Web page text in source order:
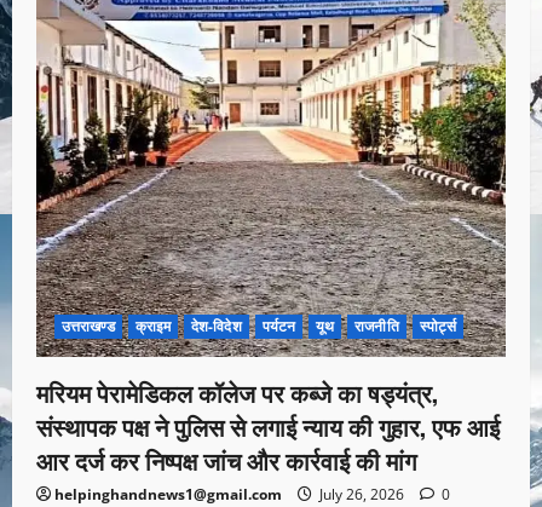
उत्तराखण्ड क्राइम देश-विदेश पर्यटन यूथ राजनीति स्पोर्ट्स
मरियम पेरामेडिकल कॉलेज पर कब्जे का षड्यंत्र,
संस्थापक पक्ष ने पुलिस से लगाई न्याय की गुहार, एफ आई
आर दर्ज कर निष्पक्ष जांच और कार्रवाई की मांग
helpinghandnews1@gmail.com July 26, 2026
0